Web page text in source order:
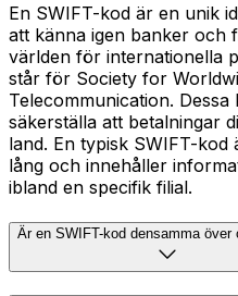
En SWIFT-kod är en unik
att känna igen banker och
världen för internationella
står för Society for
Telecommunication.
säkerställa att betalningar
land. En typisk SWIFT-kod
lång och innehåller
ibland en specifik filial.
Är en SWIFT-kod densamma över